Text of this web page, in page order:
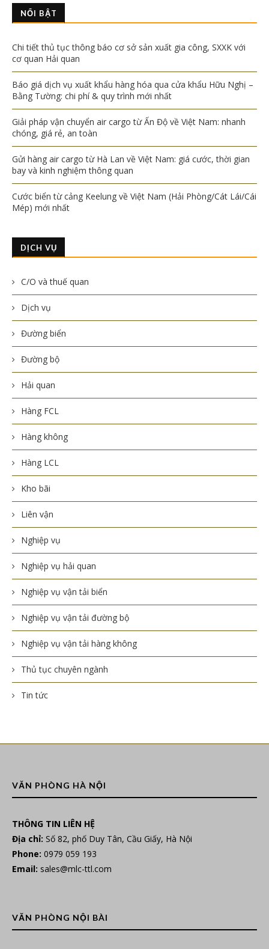
NỔI BẬT
Chi tiết thủ tục thông báo cơ sở sản xuất gia công, SXXK với
cơ quan Hải quan
Báo giá dịch vụ xuất khẩu hàng hóa qua cửa khẩu Hữu Nghị –
Bằng Tường: chi phí & quy trình mới nhất
Giải pháp vận chuyển air cargo từ Ấn Độ về Việt Nam: nhanh
chóng, giá rẻ, an toàn
Gửi hàng air cargo từ Hà Lan về Việt Nam: giá cước, thời gian
bay và kinh nghiệm thông quan
Cước biển từ cảng Keelung về Việt Nam (Hải Phòng/Cát Lái/Cái
Mép) mới nhất
DỊCH VỤ
C/O và thuế quan
Dịch vụ
Đường biển
Đường bộ
Hải quan
Hàng FCL
Hàng không
Hàng LCL
Kho bãi
Liên vận
Nghiệp vụ
Nghiệp vụ hải quan
Nghiệp vụ vận tải biển
Nghiệp vụ vận tải đường bộ
Nghiệp vụ vận tải hàng không
Thủ tục chuyên ngành
Tin tức
VĂN PHÒNG HÀ NỘI
THÔNG TIN LIÊN HỆ
Địa chỉ: Số 82, phố Duy Tân, Cầu Giấy, Hà Nội
Phone: 0979 059 193
Email: sales@mlc-ttl.com
VĂN PHÒNG NỘI BÀI